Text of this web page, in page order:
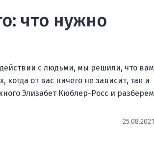
что нужно
с людьми, мы решили, что вам
от вас ничего не зависит, так и
Элизабет Кюблер-Росс и разберем
25.08.2021